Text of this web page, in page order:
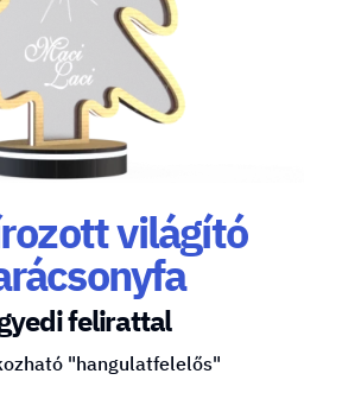
világító
felirattal
"hangulatfelelős"